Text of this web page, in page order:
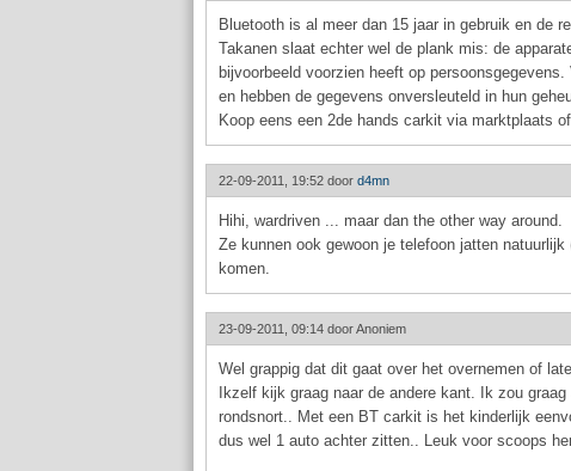
Bluetooth is al meer dan 15 jaar in gebruik en de
Takanen slaat echter wel de plank mis: de
bijvoorbeeld voorzien heeft op
en hebben de gegevens onversleuteld in hun
Koop eens een 2de hands carkit via marktplaats
22-09-2011, 19:52 door d4mn
Hihi, wardriven ... maar dan the other way around.
Ze kunnen ook gewoon je telefoon jatten
komen.
23-09-2011, 09:14 doorAnoniem
Wel grappig dat dit gaat over het overnemen of
Ikzelf kijk graag naar de andere kant. Ik zou
rondsnort.. Met een BT carkit is het kinderlijk
dus wel 1 auto achter zitten.. Leuk voor scoops